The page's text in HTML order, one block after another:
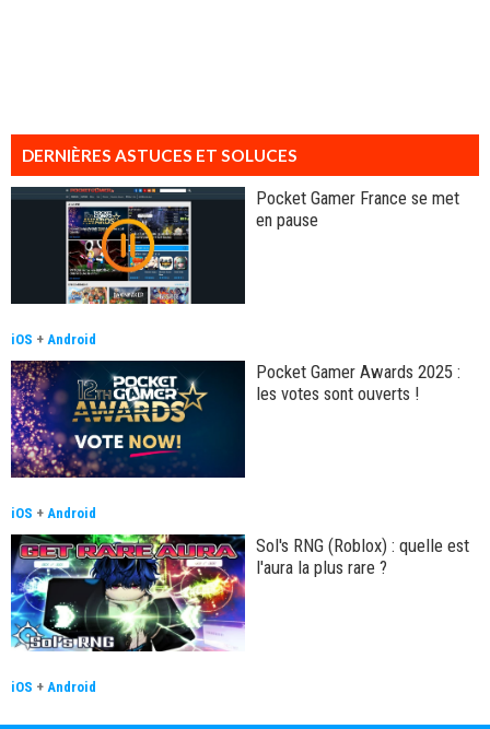
DERNIÈRES ASTUCES ET SOLUCES
Pocket Gamer France se met
en pause
iOS + Android
Pocket Gamer Awards 2025 :
les votes sont ouverts !
iOS + Android
Sol's RNG (Roblox) : quelle est
l'aura la plus rare ?
iOS + Android